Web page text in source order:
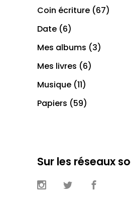
Coin écriture (67)
Date (6)
Mes albums (3)
Mes livres (6)
Musique (11)
Papiers (59)
Sur les réseaux